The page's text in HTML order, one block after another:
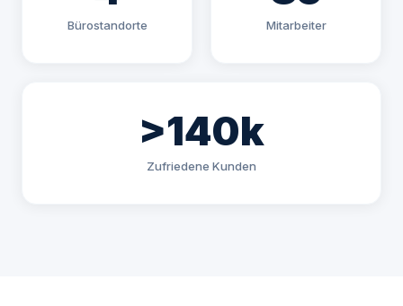
Bürostandorte Mitarbeiter
>140k
Zufriedene Kunden